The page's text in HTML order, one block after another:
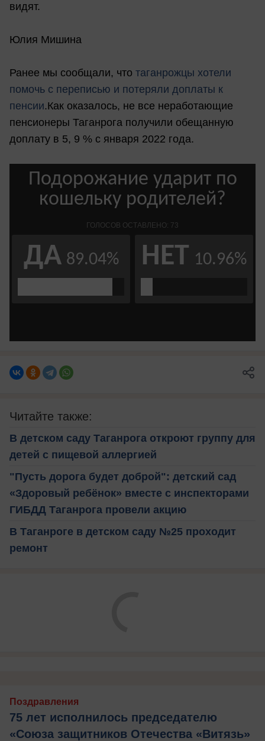
видят.
Юлия Мишина
Ранее мы сообщали, что таганрожцы хотели
помочь с переписью и потеряли доплаты к
пенсии.Как оказалось, не все неработающие
пенсионеры Таганрога получили обещанную
доплату в 5, 9 % с января 2022 года.
Читайте также:
В детском саду Таганрога откроют группу для
детей с пищевой аллергией
"Пусть дорога будет доброй": детский сад
«Здоровый ребёнок» вместе с инспекторами
ГИБДД Таганрога провели акцию
В Таганроге в детском саду №25 проходит
ремонт
Поздравления
75 лет исполнилось председателю
«Союза защитников Отечества «Витязь»